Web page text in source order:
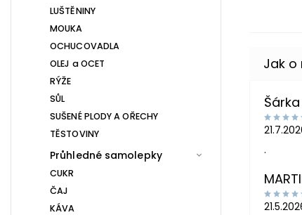
LUŠTĚNINY
MOUKA
OCHUCOVADLA
OLEJ a OCET
RÝŽE
SŮL
SUŠENÉ PLODY A OŘECHY
TĚSTOVINY
Průhledné samolepky
CUKR
ČAJ
KÁVA
.